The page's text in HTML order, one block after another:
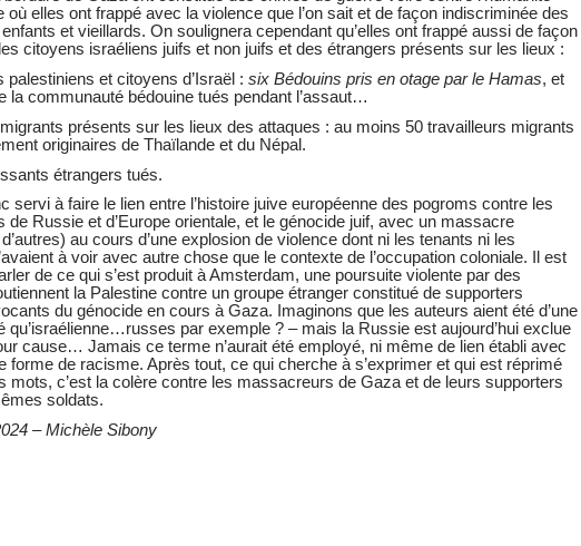
où elles ont frappé avec la violence que l’on sait et de façon indiscriminée des
et vieillards. On soulignera cependant qu’elles ont frappé aussi de façon
citoyens israéliens juifs et non juifs et des étrangers présents sur les lieux :
palestiniens et citoyens d’Israël : six Bédouins pris en otage par le Hamas, et
la communauté bédouine tués pendant l’assaut…
présents sur les lieux des attaques : au moins 50 travailleurs migrants
originaires de Thaïlande et du Népal.
étrangers tués.
servi à faire le lien entre l’histoire juive européenne des pogroms contre les
de Russie et d’Europe orientale, et le génocide juif, avec un massacre
au cours d’une explosion de violence dont ni les tenants ni les
à voir avec autre chose que le contexte de l’occupation coloniale. Il est
de ce qui s’est produit à Amsterdam, une poursuite violente par des
la Palestine contre un groupe étranger constitué de supporters
du génocide en cours à Gaza. Imaginons que les auteurs aient été d’une
qu’israélienne…russes par exemple ? – mais la Russie est aujourd’hui exclue
cause… Jamais ce terme n’aurait été employé, ni même de lien établi avec
forme de racisme. Après tout, ce qui cherche à s’exprimer et qui est réprimé
mots, c’est la colère contre les massacreurs de Gaza et de leurs supporters
soldats.
– Michèle Sibony